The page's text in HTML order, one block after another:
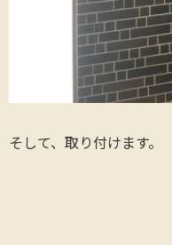
そして、取り付けます。